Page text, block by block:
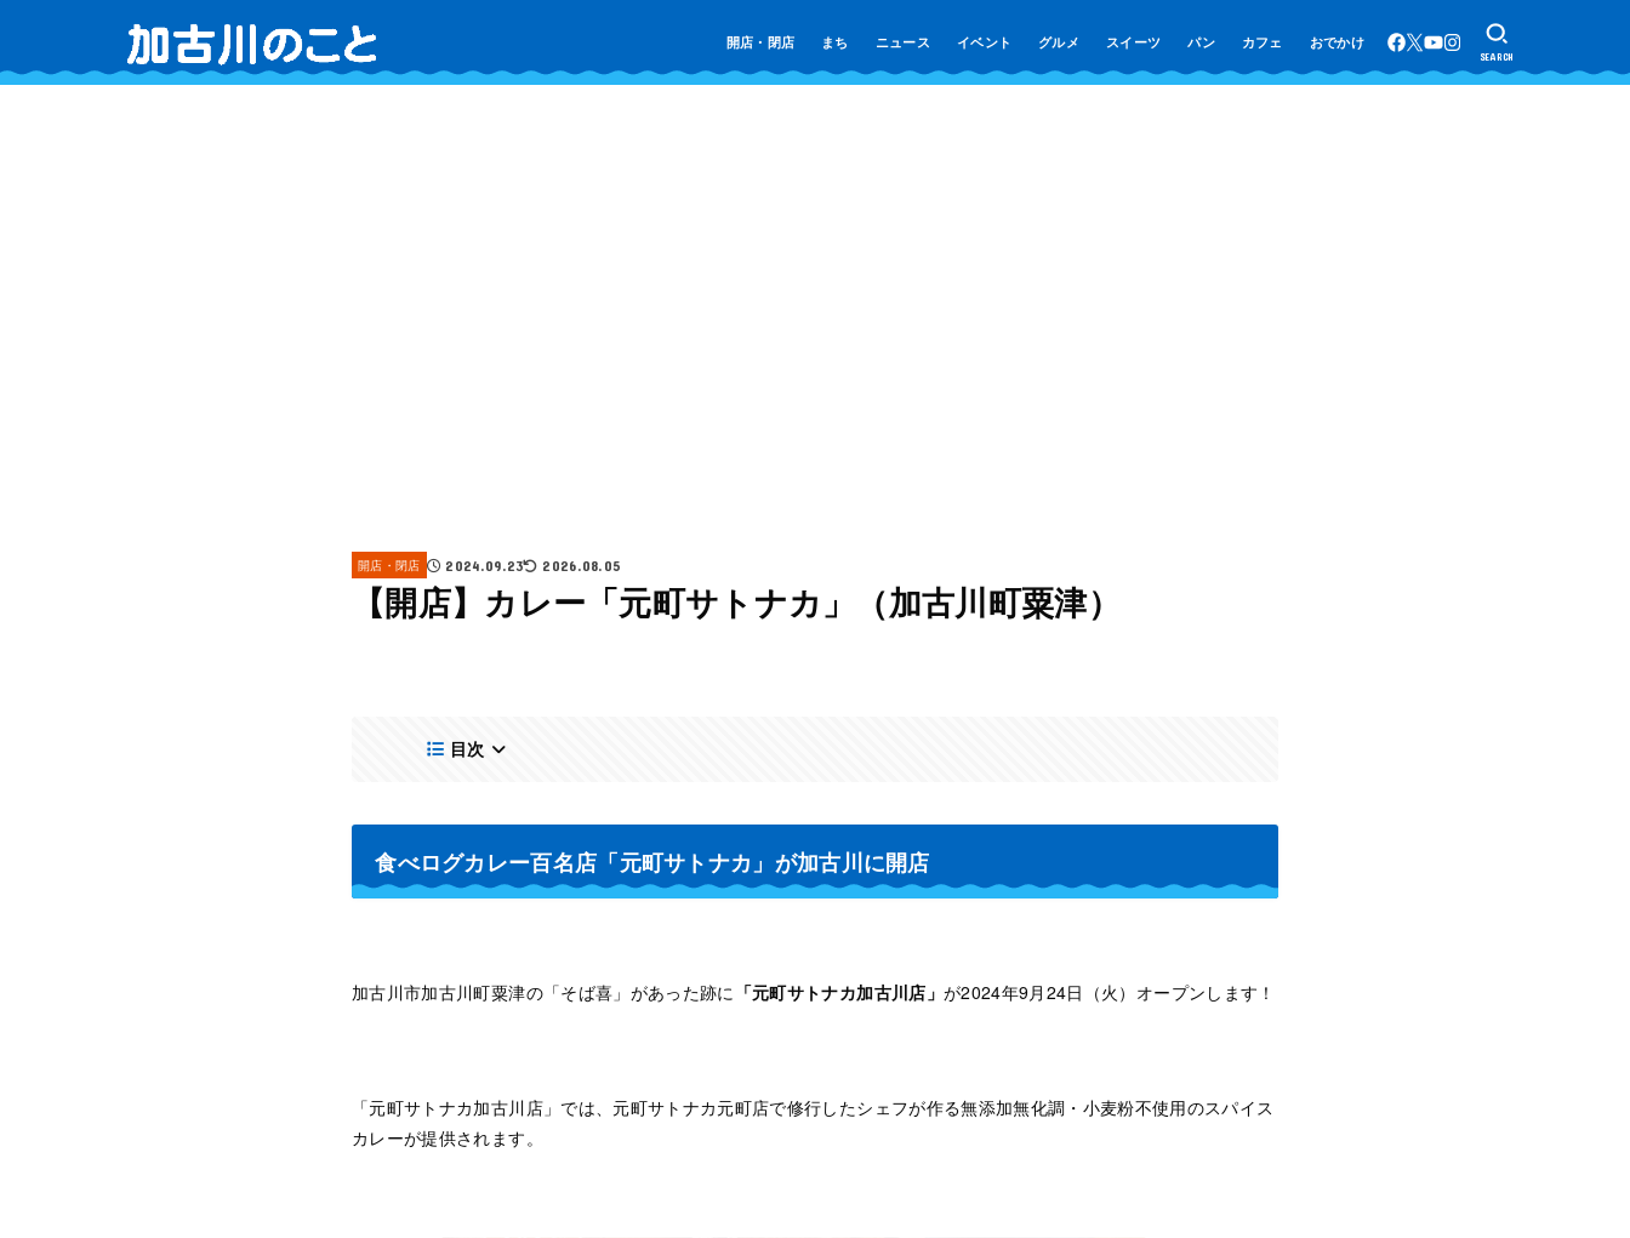
開店・閉店 まち ニュース イベント グルメ スイーツ パン カフェ おでかけ
SEARCH
開店・閉店 2024.09.23 2026.08.05
【開店】カレー「元町サトナカ」（加古川町粟津）
目次
食べログカレー百名店「元町サトナカ」が加古川に開店
加古川市加古川町粟津の「そば喜」があった跡に 「元町サトナカ加古川店」 が2024年9月24日（火）オープンします！
「元町サトナカ加古川店」では、元町サトナカ元町店で修行したシェフが作る無添加無化調・小麦粉不使用のスパイス
カレーが提供されます。